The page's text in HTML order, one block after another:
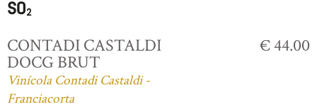
CONTADI CASTALDI
DOCG BRUT
Vinícola Contadi Castaldi -
Franciacorta
€ 44.00